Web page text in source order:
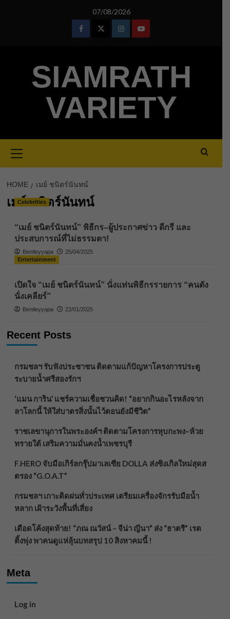
07/08/2026
FacebookTwitterInstagramYoutube
SIAMRATH
VARIETY
Menu
HOME เมย์ ชนิตร์นันทน์
เมย์ ชนิตร์นันทน์
Celebrities
“เมย์ ชนิตร์นันทน์” พิธีกร–ผู้ประกาศข่าว ดีกรี และ
ประสบการณ์ที่ไม่ธรรมดา!
Bentleyyapa
25/04/2025
Entertainment
เปิดใจ “เมย์ ชนิตร์นันทน์” นั่งแท่นพิธีกรรายการ “คนดัง
นั่งเคลียร์”
Bentleyyapa 22/01/2025
Recent Posts
กรมชลฯ รับฟังประชาชน ติดตามแก้ปัญหาโครงการประตู
ระบายน้ำศรีสองรักฯ
‘แมน การิน’ แชร์ความเชื่อชวนคิด! “อยากกินอะไรหลังจาก
ลาโลกนี้ ให้ใส่บาตรสิ่งนั้นไว้ตอนยังมีชีวิต”
ราชเลขานุการในพระองค์ฯ ติดตามโครงการหุบกะพง–ห้วย
ทรายใต้ เสริมความมั่นคงน้ำเพชรบุรี
F.HERO จับมือเกิร์ลกรุ๊ปมาเลเซีย DOLLA ส่งซิงเกิลใหม่สุดส
ตรอง “G.O.A.T”
กรมชลฯ เกาะติดฝนทั่วประเทศ เตรียมเครื่องจักรรับมือน้ำ
หลาก เฝ้าระวังพื้นที่เสี่ยง
เดือดโค้งสุดท้าย! “ภณ ณวัสน์ – จีน่า ญีนา” ส่ง “ธาตรี” เรต
ติ้งพุ่ง พาคนดูแห่ลุ้นบทสรุป 10 สิงหาคมนี้ !
Meta
Log in